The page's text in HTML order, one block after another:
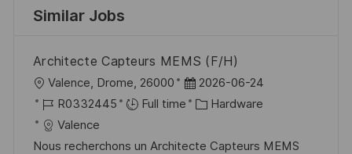
Similar Jobs
Architecte Capteurs MEMS (F/H)
L
o
c
a
Valence, Drome, 26000
P
o
t
2026-06-24
J
o
b
R0332445 Full time
C
t
Hardware
Valence
Nous recherchons un Architecte Capteurs MEMS